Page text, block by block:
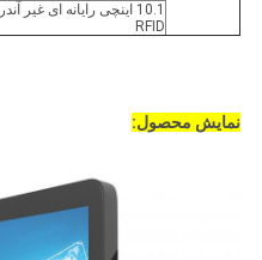
RFID
نمایش محصول: